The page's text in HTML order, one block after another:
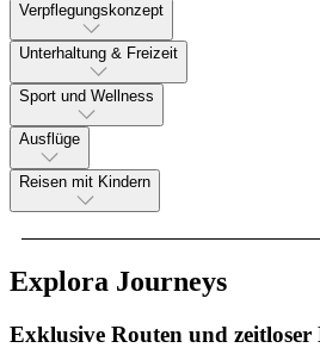
Verpflegungskonzept
Unterhaltung & Freizeit
Sport und Wellness
Ausflüge
Reisen mit Kindern
Explora Journeys
Exklusive Routen und zeitloser